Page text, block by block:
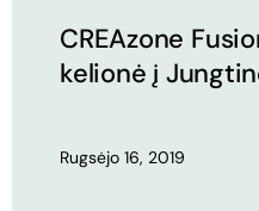
CREAzone
kelionė į
Rugsėjo 16, 2019